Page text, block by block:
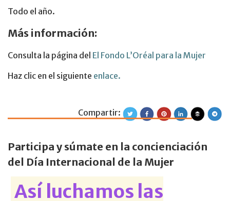
Todo el año.
Más información:
Consulta la página del El Fondo L’Oréal para la Mujer
Haz clic en el siguiente enlace.
Actividades de
Compartir:
Participa y súmate en la concienciación
del Día Internacional de la Mujer
Así luchamos las